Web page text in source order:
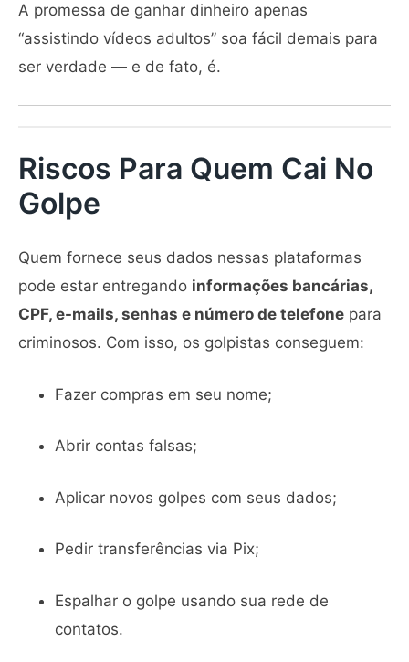
A promessa de ganhar dinheiro apenas
“assistindo vídeos adultos” soa fácil demais para
ser verdade — e de fato, é.
Riscos Para Quem Cai No
Golpe
Quem fornece seus dados nessas plataformas
pode estar entregando informações bancárias,
CPF, e-mails, senhas e número de telefone para
criminosos. Com isso, os golpistas conseguem:
Fazer compras em seu nome;
Abrir contas falsas;
Aplicar novos golpes com seus dados;
Pedir transferências via Pix;
Espalhar o golpe usando sua rede de
contatos.